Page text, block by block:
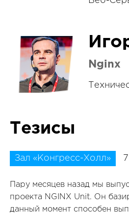
Nginx
Тезисы
Зал «Конгресс-Холл»
Пару месяцев назад мы
проекта NGINX Unit. Он
данный момент способен